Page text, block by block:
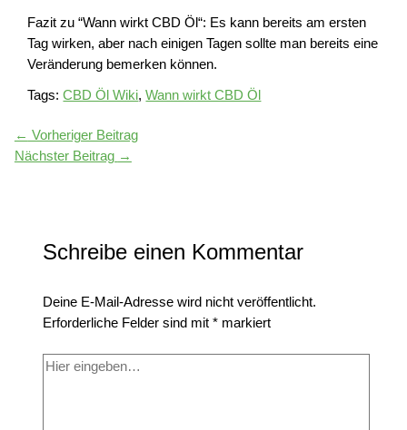
Fazit zu “Wann wirkt CBD Öl“: Es kann bereits am ersten
Tag wirken, aber nach einigen Tagen sollte man bereits eine
Veränderung bemerken können.
Tags:CBD Öl Wiki,Wann wirkt CBD Öl
← Vorheriger Beitrag
Nächster Beitrag →
Schreibe einen Kommentar
Deine E-Mail-Adresse wird nicht veröffentlicht.
Erforderliche Felder sind mit* markiert
Hier